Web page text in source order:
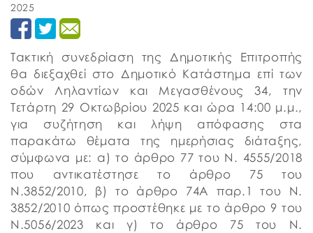
2025
Τακτική συνεδρίαση της Δημοτικής Επιτροπής
θα διεξαχθεί στο Δημοτικό Κατάστημα επί των
οδών Ληλαντίων και Μεγασθένους 34, την
Τετάρτη 29 Οκτωβρίου 2025 και ώρα 14:00 μ.μ.,
για συζήτηση και λήψη απόφασης στα
παρακάτω θέματα της ημερήσιας διάταξης,
σύμφωνα με: α) το άρθρο 77 του Ν. 4555/2018
που αντικατέστησε το άρθρο 75 του
Ν.3852/2010, β) το άρθρο 74Α παρ.1 του Ν.
3852/2010 όπως προστέθηκε με το άρθρο 9 του
Ν.5056/2023 και γ) το άρθρο 75 του Ν.